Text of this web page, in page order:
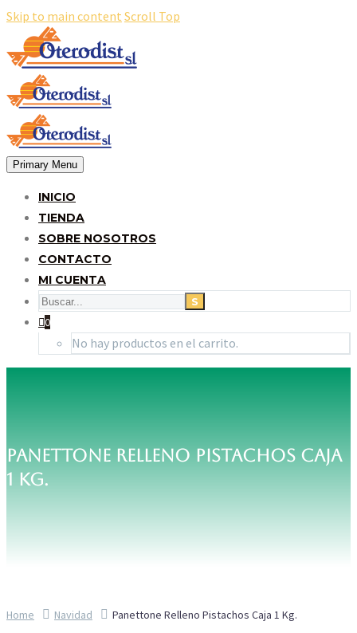
Skip to main content Scroll Top
Primary Menu
INICIO
TIENDA
SOBRE NOSOTROS
CONTACTO
MI CUENTA
0
No hay productos en el carrito.
PANETTONE RELLENO PISTACHOS CAJA
1 KG.
Home Navidad Panettone Relleno Pistachos Caja 1 Kg.